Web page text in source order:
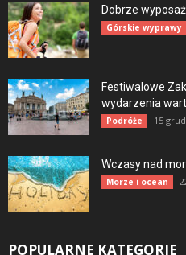
Dobrze
Górskie wyprawy
Festiwalowe
wydarzenia
Podróże 15
Wczasy nad
Morze i ocean
POPULARNE KATEGORIE